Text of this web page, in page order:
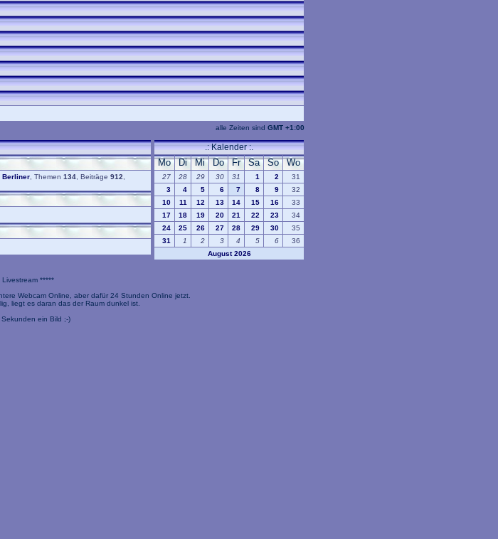
alle Zeiten sind GMT +1:00
Berliner , Themen 134 , Beiträge 912
.: Kalender :.
Mo Di Mi Do Fr Sa So Wo
27 28 29 30 31 1 2
31
3
4 5 6 7 8 9
32
10
11 12 13 14 15 16
33
17
18 19 20 21 22 23
34
24
25 26 27 28 29 30
35
31
1 2 3 4 5 6
36
August 2026
Livestream *****
Webcam Online, aber dafür 24 Stunden Online jetzt.
liegt es daran das der Raum dunkel ist.
ein Bild ;-)